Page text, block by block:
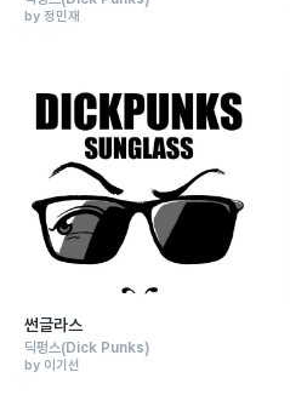
by 정민재
썬글라스
딕펑스(Dick Punks)
by 이기선